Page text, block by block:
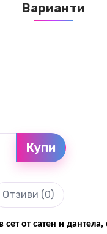
Варианти
Купи
Отзиви (0)
сет от сатен и